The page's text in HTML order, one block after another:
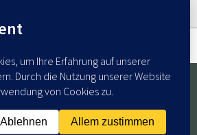
- Entworfen mit demHueman Theme